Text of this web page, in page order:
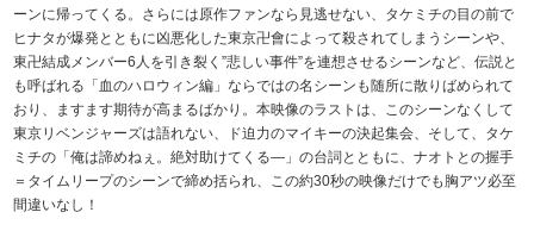
ーンに帰ってくる。さらには原作ファンなら見逃せない、タケミチの目の前で
ヒナタが爆発とともに凶悪化した東京卍會によって殺されてしまうシーンや、
東卍結成メンバー6人を引き裂く”悲しい事件”を連想させるシーンなど、伝説と
も呼ばれる「血のハロウィン編」ならではの名シーンも随所に散りばめられて
おり、ますます期待が高まるばかり。本映像のラストは、このシーンなくして
東京リベンジャーズは語れない、ド迫力のマイキーの決起集会、そして、タケ
ミチの「俺は諦めねぇ。絶対助けてくる―」の台詞とともに、ナオトとの握手
＝タイムリープのシーンで締め括られ、この約30秒の映像だけでも胸アツ必至
間違いなし！